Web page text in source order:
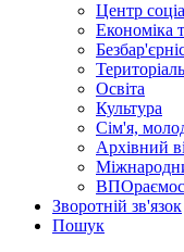
Центр
Економіка
Освіта
Культура
Сім'я,
Архівний
Зворотній зв'язок
Пошук